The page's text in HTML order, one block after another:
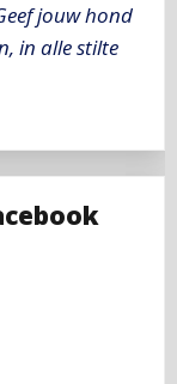
jouw hond
in alle stilte